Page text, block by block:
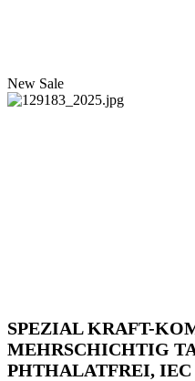
New Sale
SPEZIAL KRAFT-
MEHRSCHICHTIG
PHTHALATFREI, IEC